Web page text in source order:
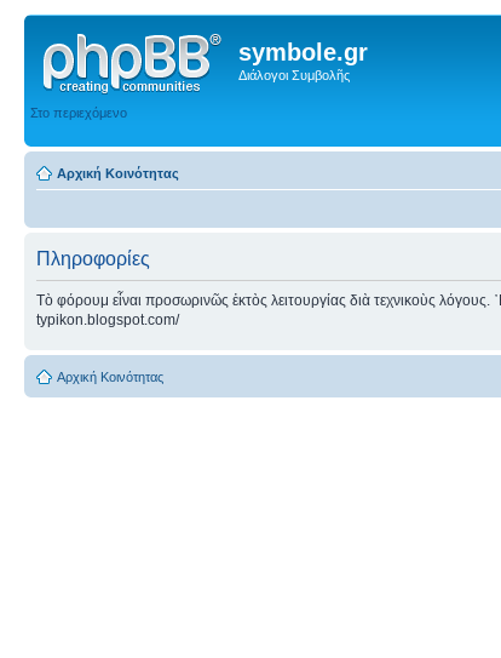
symbole.gr
Διάλογοι Συμβολῆς
Στο περιεχόμενο
Αρχική Κοινότητας
Πληροφορίες
Τὸ φόρουμ εἶναι προσωρινῶς ἐκτὸς λειτουργίας διὰ τεχνικοὺς
typikon.blogspot.com/
Αρχική Κοινότητας